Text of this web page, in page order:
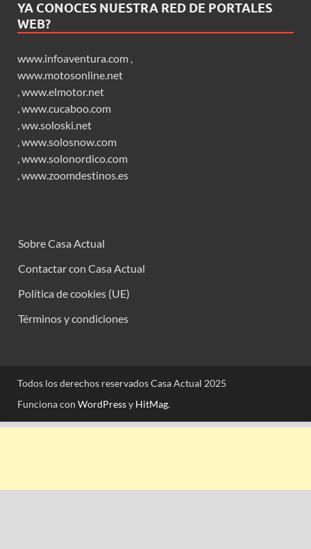
YA CONOCES NUESTRA RED DE PORTALES
WEB?
www.infoaventura.com ,
www.motosonline.net
,www.elmotor.net
,www.cucaboo.com
,ww.soloski.net
,www.solosnow.com
,www.solonordico.com
,www.zoomdestinos.es
Sobre Casa Actual
Contactar con Casa Actual
Política de cookies (UE)
Términos y condiciones
Todos los derechos reservados Casa Actual 2025
Funciona con WordPressy HitMag.